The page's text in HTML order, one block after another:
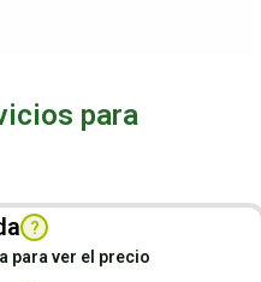
para
?
para ver el precio